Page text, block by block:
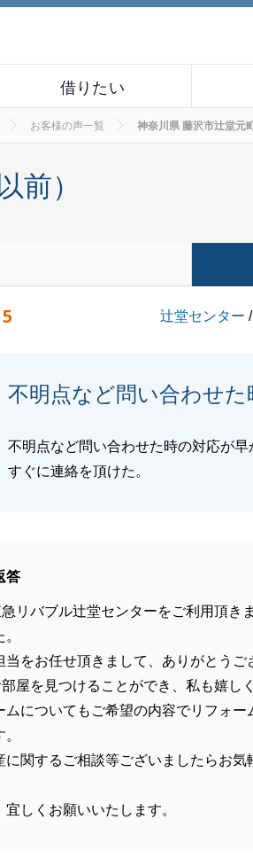
借りたい
お客様の声一覧 神奈川県 藤沢市辻堂元
前）
5 辻堂センター
不明点など問い合わせ
不明点など問い合わせた時の対応が早
すぐに連絡を頂けた。
答
リバブル辻堂センターをご利用頂き
当をお任せ頂きまして、ありがとうご
屋を見つけることができ、私も嬉し
ムについてもご希望の内容でリフォー
に関するご相談等ございましたらお気
しくお願いいたします。